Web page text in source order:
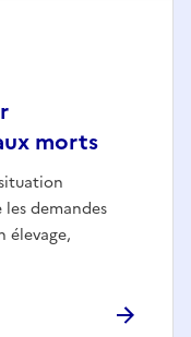
morts
demandes
élevage,